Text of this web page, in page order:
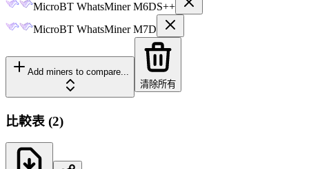
MicroBT WhatsMiner M6DS++
MicroBT WhatsMiner M7D
Add miners to compare...
清除所有
比較表 (2)